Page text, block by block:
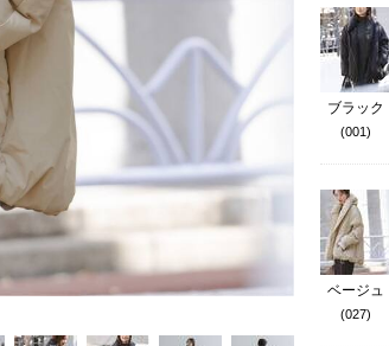
ブラック
(001)
ベージュ
(027)